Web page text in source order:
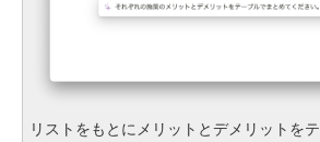
リストをもとにメリットとデメリットを